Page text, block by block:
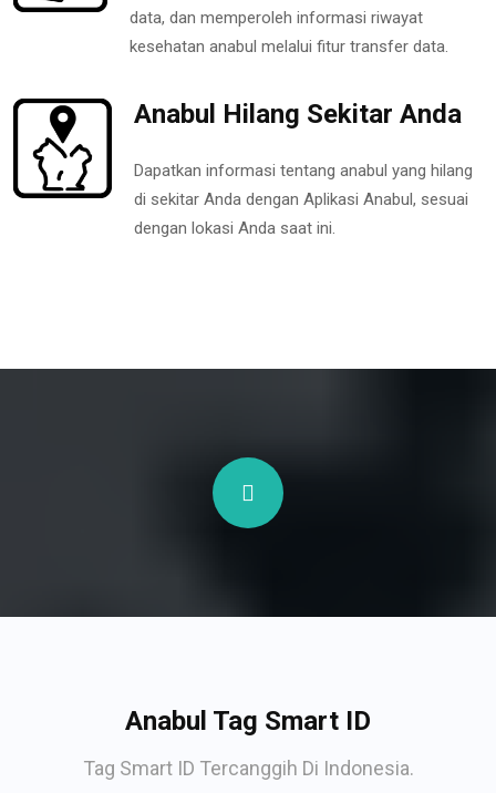
data, dan memperoleh informasi riwayat
kesehatan anabul melalui fitur transfer data.
Anabul Hilang Sekitar Anda
Dapatkan informasi tentang anabul yang hilang
di sekitar Anda dengan Aplikasi Anabul, sesuai
dengan lokasi Anda saat ini.
Anabul Tag Smart ID
Tag Smart ID Tercanggih Di Indonesia.